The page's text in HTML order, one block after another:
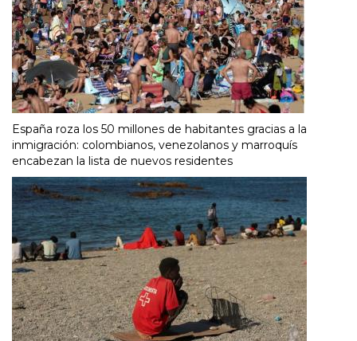
España roza los 50 millones de habitantes gracias a la
inmigración: colombianos, venezolanos y marroquís
encabezan la lista de nuevos residentes